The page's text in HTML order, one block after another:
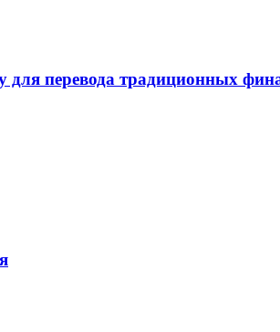
перевода традиционных